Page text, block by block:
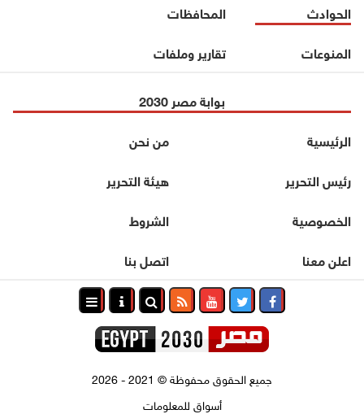
الحوادث
المحافظات
المنوعات
تقارير وملفات
بوابة مصر 2030
الرئيسية
من نحن
رئيس التحرير
هيئة التحرير
الخصوصية
الشروط
اعلن معنا
اتصل بنا
جميع الحقوق محفوظة©
أسواق للمعلومات